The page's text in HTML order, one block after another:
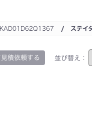
/ ステイ
積依頼する 並び替え：